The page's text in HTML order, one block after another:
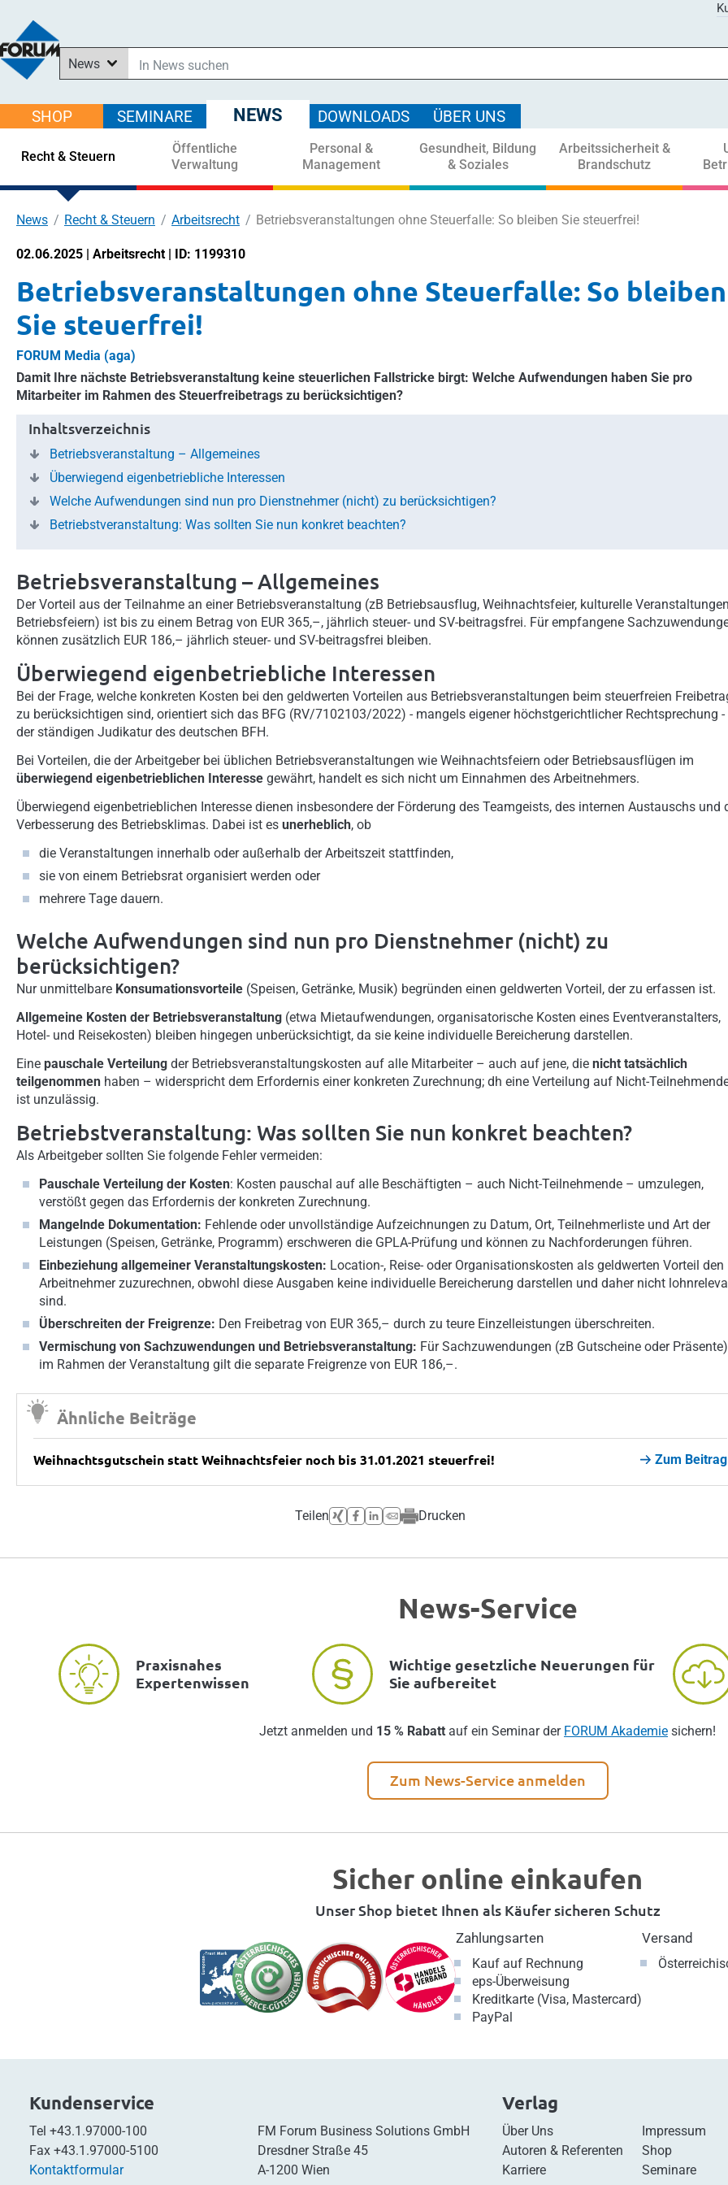
News
In Downloads suchen
Im Shop suchen
In Seminaren suchen
SHOP SEMINARE NEWS DOWNLOADS ÜBER UNS
Recht & Steuern
Öffentliche
Verwaltung
Personal &
Management
Gesundheit, Bildung
& Soziales
Arbeitssicherheit &
Brandschutz
News Recht & Steuern Arbeitsrecht Betriebsveranstaltungen ohne Steuerfalle: So bleiben Sie steuerfrei!
02.06.2025 | Arbeitsrecht | ID: 1199310
Betriebsveranstaltungen ohne Steuerfalle: So bleiben
Sie steuerfrei!
FORUM Media (aga)
Damit Ihre nächste Betriebsveranstaltung keine steuerlichen Fallstricke birgt: Welche Aufwendungen haben Sie pro
Mitarbeiter im Rahmen des Steuerfreibetrags zu berücksichtigen?
Inhaltsverzeichnis
Betriebsveranstaltung – Allgemeines
Überwiegend eigenbetriebliche Interessen
Welche Aufwendungen sind nun pro Dienstnehmer (nicht) zu berücksichtigen?
Betriebstveranstaltung: Was sollten Sie nun konkret beachten?
Betriebsveranstaltung – Allgemeines
Der Vorteil aus der Teilnahme an einer Betriebsveranstaltung (zB Betriebsausflug, Weihnachtsfeier, kulturelle
Betriebsfeiern) ist bis zu einem Betrag von EUR 365,–, jährlich steuer- und SV-beitragsfrei. Für empfangene
können zusätzlich EUR 186,– jährlich steuer- und SV-beitragsfrei bleiben.
Überwiegend eigenbetriebliche Interessen
Bei der Frage, welche konkreten Kosten bei den geldwerten Vorteilen aus Betriebsveranstaltungen beim steuerfreien
zu berücksichtigen sind, orientiert sich das BFG (RV/7102103/2022) - mangels eigener höchstgerichtlicher Rechtsprechung -
der ständigen Judikatur des deutschen BFH.
Bei Vorteilen, die der Arbeitgeber bei üblichen Betriebsveranstaltungen wie Weihnachtsfeiern oder Betriebsausflügen im
überwiegend eigenbetrieblichen Interesse gewährt, handelt es sich nicht um Einnahmen des Arbeitnehmers.
Überwiegend eigenbetrieblichen Interesse dienen insbesondere der Förderung des Teamgeists, des internen Austauschs und
Verbesserung des Betriebsklimas. Dabei ist es unerheblich, ob
die Veranstaltungen innerhalb oder außerhalb der Arbeitszeit stattfinden,
sie von einem Betriebsrat organisiert werden oder
mehrere Tage dauern.
Welche Aufwendungen sind nun pro Dienstnehmer (nicht) zu
berücksichtigen?
Nur unmittelbare Konsumationsvorteile (Speisen, Getränke, Musik) begründen einen geldwerten Vorteil, der zu erfassen ist.
Allgemeine Kosten der Betriebsveranstaltung (etwa Mietaufwendungen, organisatorische Kosten eines Eventveranstalters,
Hotel- und Reisekosten) bleiben hingegen unberücksichtigt, da sie keine individuelle Bereicherung darstellen.
Eine pauschale Verteilung der Betriebsveranstaltungskosten auf alle Mitarbeiter – auch auf jene, die nicht tatsächlich
teilgenommen haben – widerspricht dem Erfordernis einer konkreten Zurechnung; dh eine Verteilung auf Nicht-
ist unzulässig.
Betriebstveranstaltung: Was sollten Sie nun konkret beachten?
Als Arbeitgeber sollten Sie folgende Fehler vermeiden:
Pauschale Verteilung der Kosten: Kosten pauschal auf alle Beschäftigten – auch Nicht-Teilnehmende – umzulegen,
verstößt gegen das Erfordernis der konkreten Zurechnung.
Mangelnde Dokumentation: Fehlende oder unvollständige Aufzeichnungen zu Datum, Ort, Teilnehmerliste und Art der
Leistungen (Speisen, Getränke, Programm) erschweren die GPLA-Prüfung und können zu Nachforderungen führen.
Einbeziehung allgemeiner Veranstaltungskosten: Location-, Reise- oder Organisationskosten als geldwerten Vorteil den
Arbeitnehmer zuzurechnen, obwohl diese Ausgaben keine individuelle Bereicherung darstellen und daher nicht
sind.
Überschreiten der Freigrenze: Den Freibetrag von EUR 365,– durch zu teure Einzelleistungen überschreiten.
Vermischung von Sachzuwendungen und Betriebsveranstaltung: Für Sachzuwendungen (zB Gutscheine oder Präsente)
im Rahmen der Veranstaltung gilt die separate Freigrenze von EUR 186,–.
Ähnliche Beiträge
Weihnachtsgutschein statt Weihnachtsfeier noch bis 31.01.2021 steuerfrei! Zum Beitrag
Teilen Drucken
News-Service
Praxisnahes
Expertenwissen
Wichtige gesetzliche Neuerungen für
Sie aufbereitet
Jetzt anmelden und 15 % Rabatt auf ein Seminar der FORUM Akademie sichern!
Zum News-Service anmelden
Sicher online einkaufen
Unser Shop bietet Ihnen als Käufer sicheren Schutz
Zahlungsarten
Kauf auf Rechnung
eps-Überweisung
Kreditkarte (Visa, Mastercard)
PayPal
Versand
Kundenservice
Tel +43.1.97000-100
Fax +43.1.97000-5100
Kontaktformular
FM Forum Business Solutions GmbH
Dresdner Straße 45
A-1200 Wien
Verlag
Über Uns
Autoren & Referenten
Karriere
Impressum
Shop
Seminare